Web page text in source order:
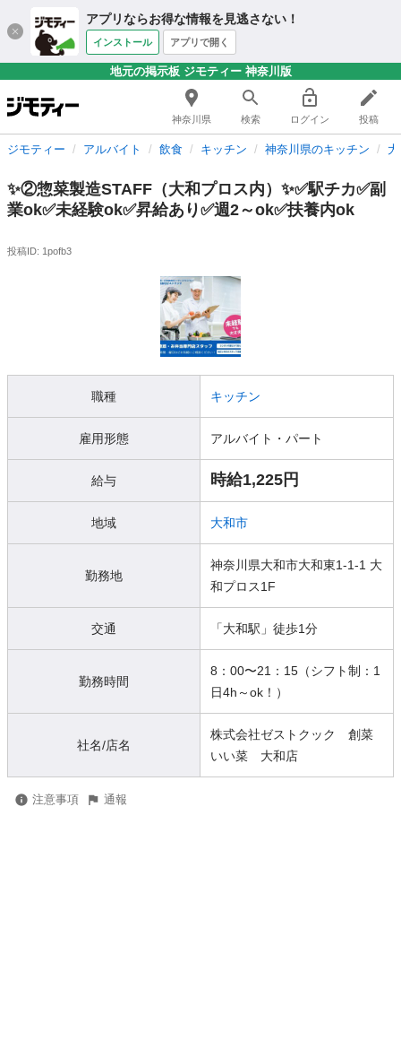
アプリならお得な情報を見逃さない！
インストール アプリで開く
地元の掲示板 ジモティー 神奈川版
神奈川県 検索 ログイン 投稿
ジモティー アルバイト 飲食 キッチン 神奈川県のキッチン
✨②惣菜製造STAFF（大和プロス内）✨✅駅チカ✅副
業ok✅未経験ok✅昇給あり✅週2～ok✅扶養内ok
投稿ID: 1pofb3
職種 キッチン
雇用形態 アルバイト・パート
給与 時給1,225円
地域 大和市
勤務地
神奈川県大和市大和東1-1-1 大
和プロス1F
交通 「大和駅」徒歩1分
勤務時間
8：00〜21：15（シフト制：1
日4h～ok！）
社名/店名
株式会社ゼストクック 創菜
いい菜 大和店
注意事項 通報